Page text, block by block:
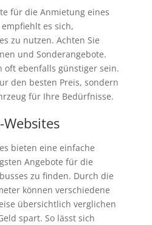
für die Anmietung eines
es sich,
zu nutzen. Achten Sie
und Sonderangebote.
oft ebenfalls günstiger sein.
den besten Preis, sondern
für Ihre Bedürfnisse.
bieten eine einfache
Angebote für die
zu finden. Durch die
können verschiedene
übersichtlich verglichen
spart. So lässt sich